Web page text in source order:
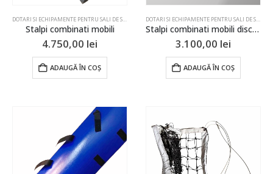
DOTARI SI ECHIPAMENTE PENTRU SALI DE SPORT SI TERENURI , STALPI & FILEE, STALPI & FILEE,TENIS
Stalpi combinati mobili
4.750,00 lei
ADAUGĂ ÎN COȘ
DOTARI SI ECHIPAMENTE PENTRU SALI DE SPORT SI TERENURI
Stalpi combinati mobili discuri
3.100,00 lei
ADAUGĂ ÎN COȘ